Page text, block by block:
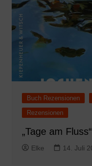
Buch Rezensionen
Rezensionen
„Tage am
Elke 14. Juli